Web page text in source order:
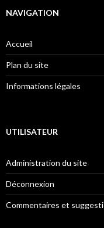
NAVIGATION
Accueil
Plan du site
Informations légales
UTILISATEUR
Administration du site
Déconnexion
Commentaires et